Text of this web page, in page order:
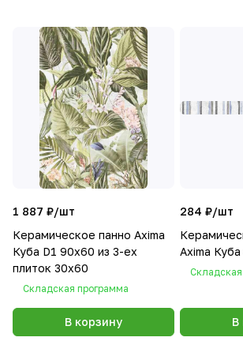
1 887 ₽/шт
Керамическое панно Axima
Куба D1 90x60 из 3-ех
плиток 30x60
Складская программа
В корзину
284 ₽/шт
Axima
В